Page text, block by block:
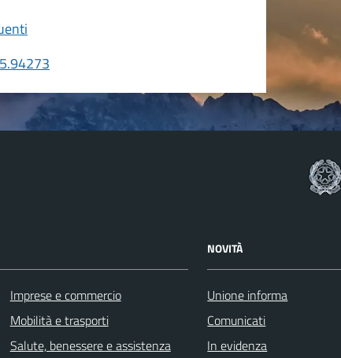
Imprese e commercio
Mobilità e trasporti
Salute, benessere e assistenza
NOVITÀ
Unione informa
Comunicati
In evidenza